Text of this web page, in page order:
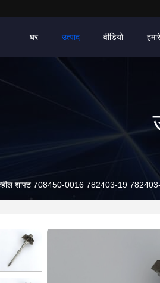
घर उत्पाद वीडियो
व्हील शाफ्ट 708450-0016 782403-19